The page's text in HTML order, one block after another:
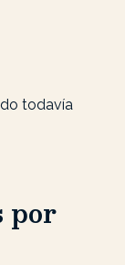
todavía
por